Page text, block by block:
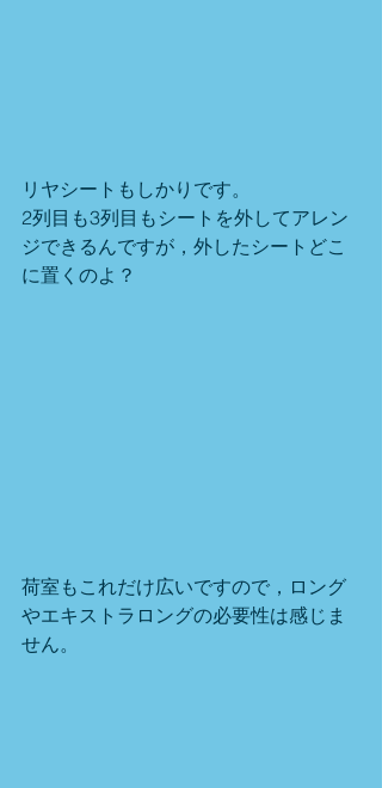
リヤシートもしかりです。
2列目も3列目もシートを外してアレン
ジできるんですが，外したシートどこ
に置くのよ？
荷室もこれだけ広いですので，ロング
やエキストラロングの必要性は感じま
せん。